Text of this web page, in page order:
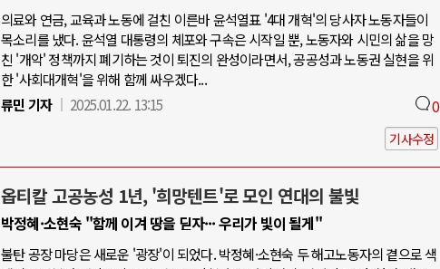
의료와 연금, 교육과 노동에 걸친 이른바 윤석열표 '4대 개혁'의 당사자 노동자들이
목소리를 냈다. 윤석열 대통령의 체포와 구속은 시작일 뿐, 노동자와 시민의 삶을 망
친 '개악' 정책까지 폐기하는 것이 퇴진의 완성이라면서, 공공성과 노동권 실현을 위
한 '사회대개혁'을 위해 함께 싸우겠다...
류민 기자
2025.01.22. 13:15 0
기사수정
옵티칼 고공농성 1년, '희망텐트'로 모인 연대의 불빛
박정혜·소현숙 "함께 이겨 땅을 딛자··· 우리가 빛이 될게"
불탄 공장 마당은 새로운 '광장'이 되었다. 박정혜·소현숙 두 해고노동자의 곁으로 색